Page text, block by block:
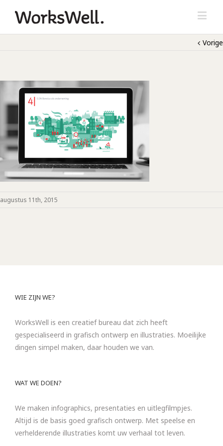
Vorige
augustus 11th, 2015
WIE ZIJN WE?
WorksWell is een creatief bureau dat zich heeft
gespecialiseerd in grafisch ontwerp en illustraties. Moeilijke
dingen simpel maken, daar houden we van.
WAT WE DOEN?
We maken infographics, presentaties en uitlegfilmpjes.
Altijd is de basis goed grafisch ontwerp. Met speelse en
verhelderende illustraties komt uw verhaal tot leven.